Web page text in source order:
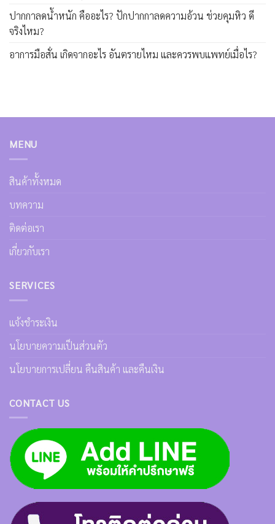
ปากกาลดน้ำหนัก คืออะไร? ปักปากกาลดความอ้วน ช่วยคุมหิว ดี
จริงไหม?
อาการมือสั่น เกิดจากอะไร อันตรายไหม และควรพบแพทย์เมื่อไร?
MENU
สินค้าทั้งหมด
บทความ
ติดต่อเรา
เกี่ยวกับเรา
SERVICES
แจ้งชำระเงิน
นโยบายความเป็นส่วนตัว
นโยบายการเปลี่ยน คืนสินค้า และคืนเงิน
CONTACT US